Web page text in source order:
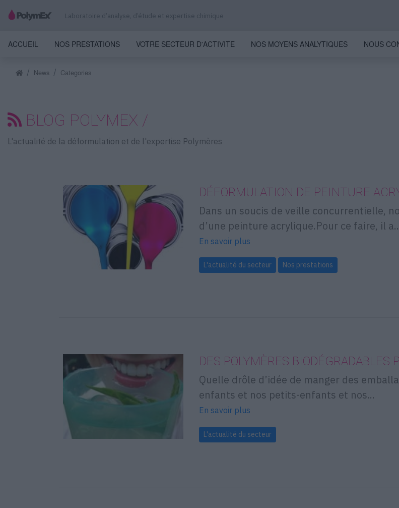
Laboratoire d’analyse, d’étude et expertise chimique
ACCUEIL NOS PRESTATIONS VOTRE SECTEUR D'ACTIVITE NOS MOYENS ANALYTIQUES NOUS
News Categories
BLOG POLYMEX /
L'actualité de la déformulation et de l'expertise Polymères
DÉFORMULATION DE PEINTURE
Dans un soucis de veille concurrentielle,
d’une peinture acrylique.Pour ce faire, il
En savoir plus
L'actualité du secteur Nos prestations
DES POLYMÈRES
Quelle drôle d’idée de manger des
enfants et nos petits-enfants et nos...
En savoir plus
L'actualité du secteur